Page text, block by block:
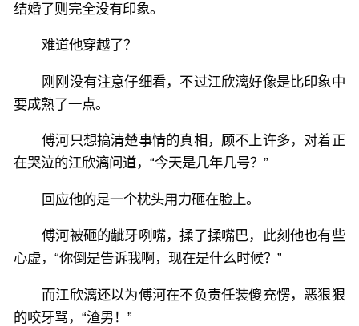
结婚了则完全没有印象。
难道他穿越了？
刚刚没有注意仔细看，不过江欣漓好像是比印象中
要成熟了一点。
傅河只想搞清楚事情的真相，顾不上许多，对着正
在哭泣的江欣漓问道，“今天是几年几号？”
回应他的是一个枕头用力砸在脸上。
傅河被砸的龇牙咧嘴，揉了揉嘴巴，此刻他也有些
心虚，“你倒是告诉我啊，现在是什么时候？”
而江欣漓还以为傅河在不负责任装傻充愣，恶狠狠
的咬牙骂，“渣男！”